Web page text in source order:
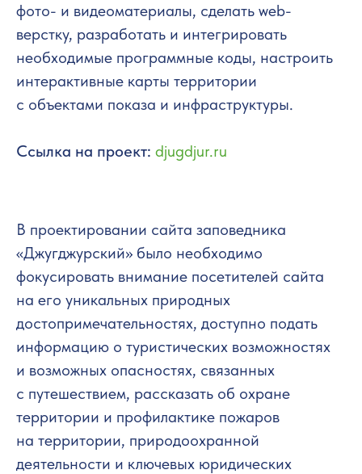
фото- и видеоматериалы, сделать web-
верстку, разработать и интегрировать
необходимые программные коды, настроить
интерактивные карты территории
c объектами показа и инфраструктуры.
Ссылка на проект: djugdjur.ru
В проектировании сайта заповедника
«Джугджурский» было необходимо
фокусировать внимание посетителей сайта
на его уникальных природных
достопримечательностях, доступно подать
информацию о туристических возможностях
и возможных опасностях, связанных
с путешествием, рассказать об охране
территории и профилактике пожаров
на территории, природоохранной
деятельности и ключевых юридических